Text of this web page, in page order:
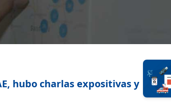
hubo charlas expositivas y